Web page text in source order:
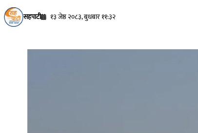
सहपाटी १३ जेष्ठ २०८३, बुधबार ११:३२